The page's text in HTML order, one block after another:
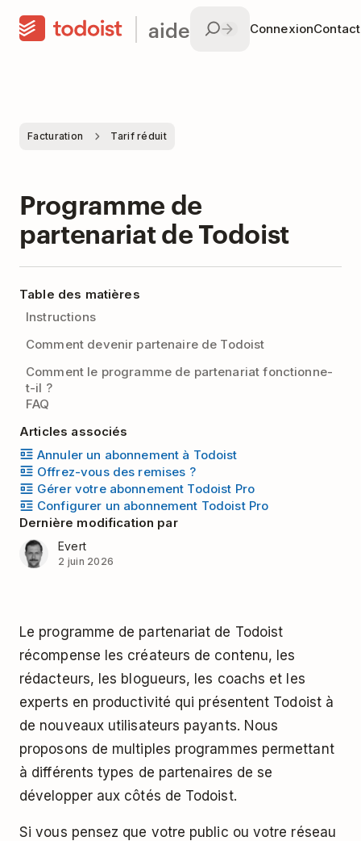
aide Connexion
Facturation Tarif réduit
Programme de
partenariat de Todoist
Table des matières
Instructions
Comment devenir partenaire de Todoist
Comment le programme de partenariat fonctionne-
t-il ?
FAQ
Articles associés
Annuler un abonnement à Todoist
Offrez-vous des remises ?
Gérer votre abonnement Todoist Pro
Configurer un abonnement Todoist Pro
Dernière modification par
Evert
2 juin 2026
Le programme de partenariat de Todoist
récompense les créateurs de contenu, les
rédacteurs, les blogueurs, les coachs et les
experts en productivité qui présentent Todoist à
de nouveaux utilisateurs payants. Nous
proposons de multiples programmes permettant
à différents types de partenaires de se
développer aux côtés de Todoist.
Si vous pensez que votre public ou votre réseau